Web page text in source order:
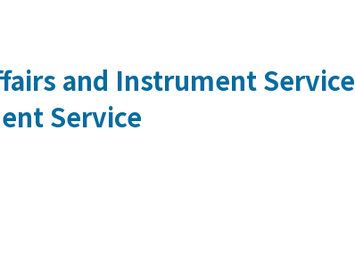
and Instrument Service
Service